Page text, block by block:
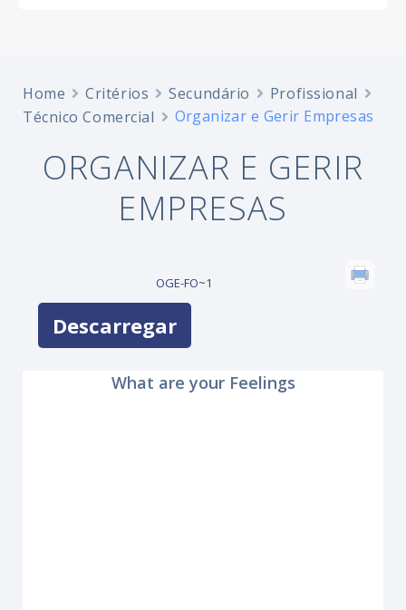
Home Critérios Secundário
Profissional
Técnico Comercial
Organizar e Gerir Empresas
ORGANIZAR E GERIR
EMPRESAS
OGE-FO~1
Descarregar
What are your Feelings